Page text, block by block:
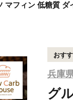
フィン 低糖質
おす
兵庫
グ